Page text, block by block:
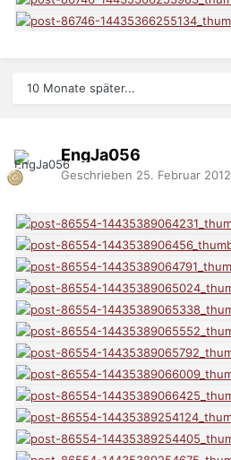
10 Monate später...
EngJa056
Geschrieben 25. Februar 2012